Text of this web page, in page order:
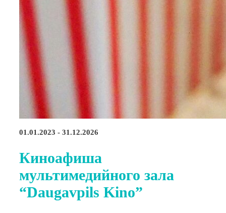
01.01.2023 - 31.12.2026
Киноафиша
мультимедийного зала
“Daugavpils Kino”